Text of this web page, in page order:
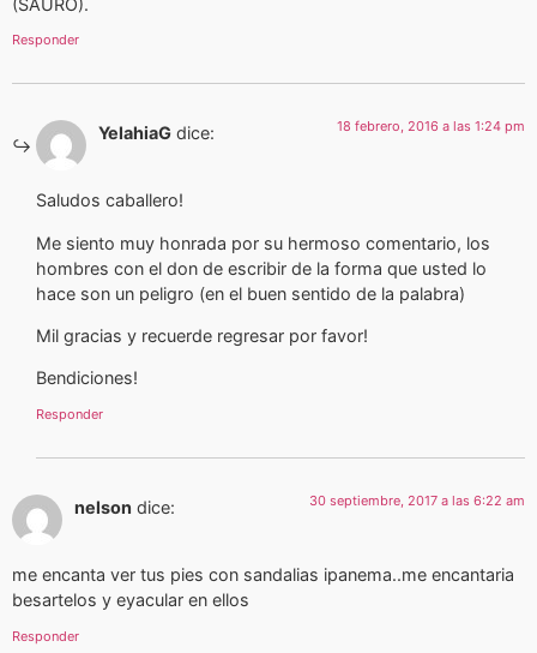
Responder
YelahiaG dice: 18 febrero, 2016 a las 1:24 pm
Saludos caballero!
Me siento muy honrada por su hermoso comentario, los
hombres con el don de escribir de la forma que usted lo
hace son un peligro (en el buen sentido de la palabra)
Mil gracias y recuerde regresar por favor!
Bendiciones!
Responder
nelson dice: 30 septiembre, 2017 a las 6:22 am
me encanta ver tus pies con sandalias ipanema..me encantaria
besartelos y eyacular en ellos
Responder